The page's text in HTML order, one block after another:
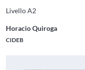
Livello A2
Horacio Quiroga
CIDEB